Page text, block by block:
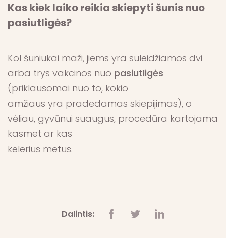
Kas kiek laiko reikia skiepyti šunis nuo
pasiutligės?
Kol šuniukai maži, jiems yra suleidžiamos dvi
arba trys vakcinos nuo pasiutligės
(priklausomai nuo to, kokio
amžiaus yra pradedamas skiepijimas), o
vėliau, gyvūnui suaugus, procedūra kartojama
kasmet ar kas
kelerius metus.
Dalintis: